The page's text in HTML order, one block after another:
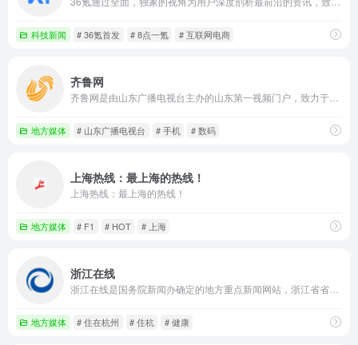
科技新闻 # 36氪首发 # 8点一氪 # 互联网电商
齐鲁网
地方媒体 # 山东广播电视台 # 手机 # 数码
上海热线：最上海的热线！
上海热线：最上海的热线！
地方媒体 # F1 # HOT # 上海
浙江在线
地方媒体 # 住在杭州 # 住杭 # 健康